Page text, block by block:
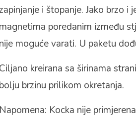
i štopanje. Jako brzo i
magnetima poredanim između
nije moguće varati. U paketu
Ciljano kreirana sa širinama
bolju brzinu prilikom okretanja.
Napomena: Kocka nije